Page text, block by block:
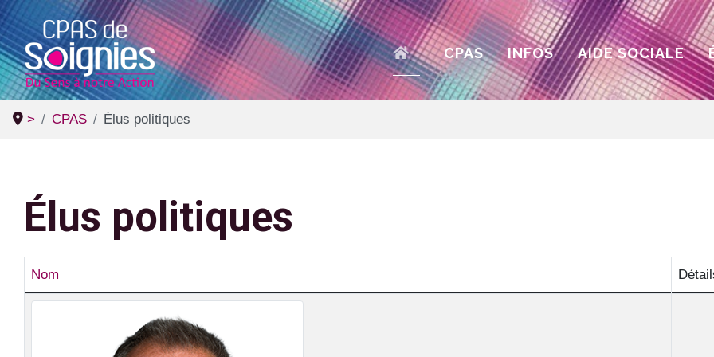
ACCUEIL
CPAS INFOS AIDE SOCIALE
> CPAS Élus politiques
Élus politiques
Contacts,
Nom